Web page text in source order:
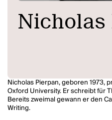
Nicholas
Nicholas Pierpan, geboren 1973,
Oxford University. Er schreibt für
Bereits zweimal gewann er den
Writing.